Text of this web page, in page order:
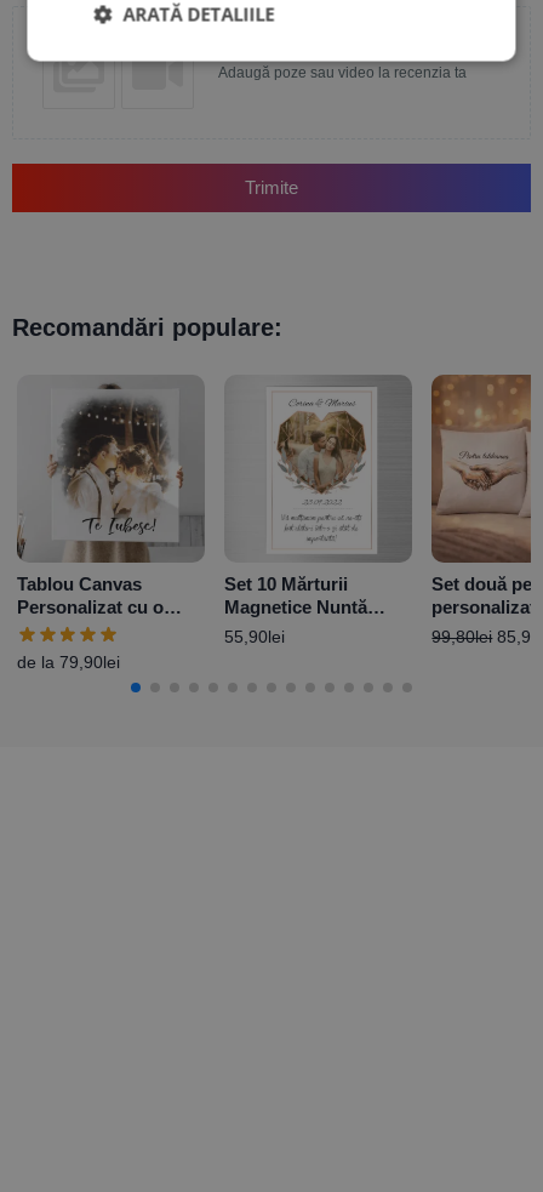
Adaugă poze sau video la recenzia ta
Trimite
Recomandări populare:
Tablou Canvas
Personalizat cu o
poză – Fade
de la 79,90lei
Set 10 Mărturii
Magnetice Nuntă
Personalizate – Heart
55,90lei
Set două
cupluri –
99,80lei 85,90
ARATĂ DETALIILE